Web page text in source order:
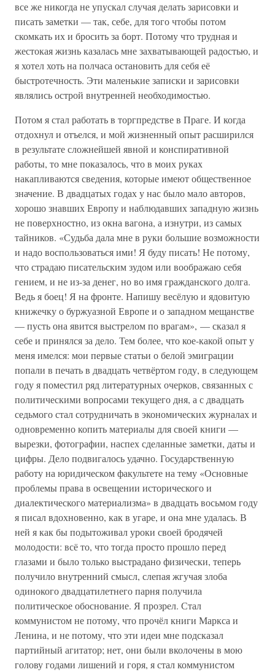
все же никогда не упускал случая делать зарисовки и
писать заметки — так, себе, для того чтобы потом
скомкать их и бросить за борт. Потому что трудная и
жестокая жизнь казалась мне захватывающей радостью, и
я хотел хоть на полчаса остановить для себя её
быстротечность. Эти маленькие записки и зарисовки
являлись острой внутренней необходимостью.
Потом я стал работать в торгпредстве в Праге. И когда
отдохнул и отъелся, и мой жизненный опыт расширился
в результате сложнейшей явной и конспиративной
работы, то мне показалось, что в моих руках
накапливаются сведения, которые имеют общественное
значение. В двадцатых годах у нас было мало авторов,
хорошо знавших Европу и наблюдавших западную жизнь
не поверхностно, из окна вагона, а изнутри, из самых
тайников. «Судьба дала мне в руки большие возможности
и надо воспользоваться ими! Я буду писать! Не потому,
что страдаю писательским зудом или воображаю себя
гением, и не из-за денег, но во имя гражданского долга.
Ведь я боец! Я на фронте. Напишу весёлую и ядовитую
книжечку о буржуазной Европе и о западном мещанстве
— пусть она явится выстрелом по врагам», — сказал я
себе и принялся за дело. Тем более, что кое-какой опыт у
меня имелся: мои первые статьи о белой эмиграции
попали в печать в двадцать четвёртом году, в следующем
году я поместил ряд литературных очерков, связанных с
политическими вопросами текущего дня, а с двадцать
седьмого стал сотрудничать в экономических журналах и
одновременно копить материалы для своей книги —
вырезки, фотографии, наспех сделанные заметки, даты и
цифры. Дело подвигалось удачно. Государственную
работу на юридическом факультете на тему «Основные
проблемы права в освещении исторического и
диалектического материализма» в двадцать восьмом году
я писал вдохновенно, как в угаре, и она мне удалась. В
ней я как бы подытоживал уроки своей бродячей
молодости: всё то, что тогда просто прошло перед
глазами и было только выстрадано физически, теперь
получило внутренний смысл, слепая жгучая злоба
одинокого двадцатилетнего парня получила
политическое обоснование. Я прозрел. Стал
коммунистом не потому, что прочёл книги Маркса и
Ленина, и не потому, что эти идеи мне подсказал
партийный агитатор; нет, они были вколочены в мою
голову годами лишений и горя, я стал коммунистом